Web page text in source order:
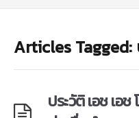
Articles Tagged:
ประวัติ เอช เอ